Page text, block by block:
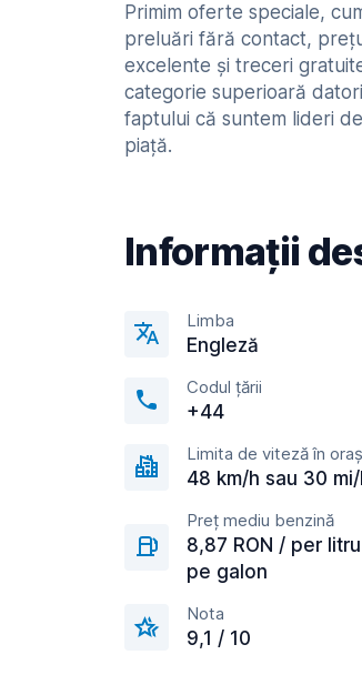
Primim oferte speciale,
preluări fără contact,
excelente și treceri
categorie superioară
faptului că suntem lideri de
piață.
Informații
Limba
Engleză
Codul țării
+44
Limita de viteză în oraș
48 km/h sau 30
Preț mediu benzină
8,87 RON / per
pe galon
Nota
9,1 / 10